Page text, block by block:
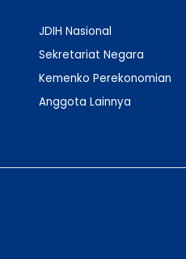
JDIH Nasional
Sekretariat Negara
Kemenko Perekonomian
Anggota Lainnya